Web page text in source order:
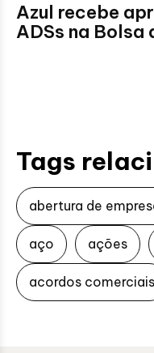
Azul recebe
ADSs na Bolsa
Tags
abertura de
aço ações
acordos comerciais